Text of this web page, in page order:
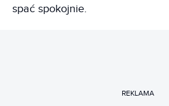
spać spokojnie.
REKLAMA